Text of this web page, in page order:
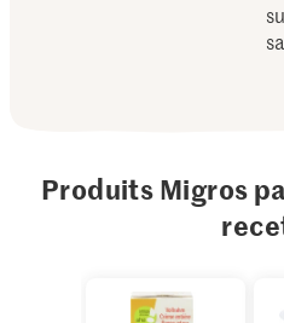
Produits Migros